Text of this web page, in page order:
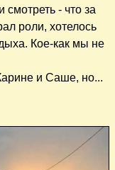
- что за
роли, хотелось
Кое-как мы не
и Саше, но...